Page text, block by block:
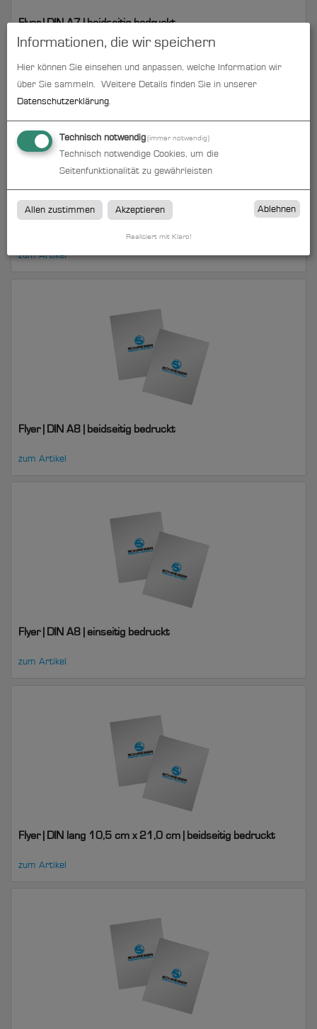
Flyer | DIN A7 | beidseitig bedruckt
zum Artikel
Flyer | DIN A8 | beidseitig bedruckt
zum Artikel
Flyer | DIN A8 | einseitig bedruckt
zum Artikel
Flyer | DIN lang 10,5 cm x 21,0 cm | beidseitig bedruckt
zum Artikel
Informationen, die wir speichern
Hier können Sie einsehen und anpassen, welche Information wir
über Sie sammeln.
Weitere Details finden Sie in unserer
Datenschutzerklärung.
Technisch notwendig (immer notwendig)
Technisch notwendige Cookies, um die
Seitenfunktionalität zu gewährleisten
Allen zustimmen Akzeptieren Ablehnen
Realisiert mit Klaro!